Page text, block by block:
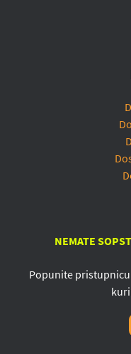
NEMATE
Popunite